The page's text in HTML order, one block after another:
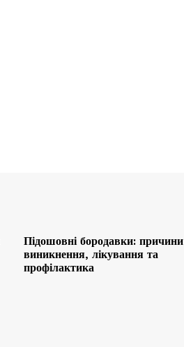
Підошовні бородавки: причини
виникнення, лікування та
профілактика